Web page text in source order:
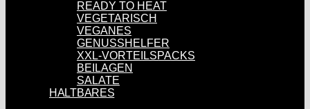
READY TO HEAT
VEGETARISCH
VEGANES
GENUSSHELFER
XXL-VORTEILSPACKS
BEILAGEN
SALATE
HALTBARES